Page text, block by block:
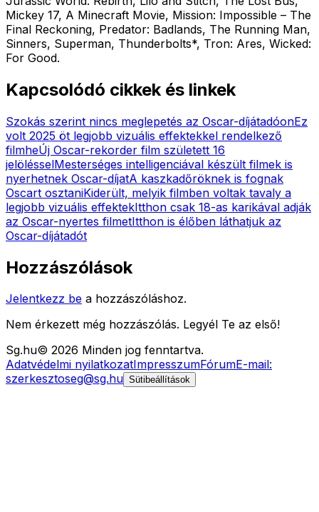
Mickey 17, A Minecraft Movie, Mission: Impossible – The
Final Reckoning, Predator: Badlands, The Running Man,
Sinners, Superman, Thunderbolts*, Tron: Ares, Wicked:
For Good.
Kapcsolódó cikkek és linkek
Szokás szerint nincs meglepetés az Oscar-díjátadóonEz
volt 2025 öt legjobb vizuális effektekkel rendelkező
filmheÚj Oscar-rekorder film született 16
jelölésselMesterséges intelligenciával készült filmek is
nyerhetnek Oscar-díjatA kaszkadőröknek is fognak
Oscart osztaniKiderült, melyik filmben voltak tavaly a
legjobb vizuális effektekItthon csak 18-as karikával adják
az Oscar-nyertes filmetItthon is élőben láthatjuk az
Oscar-díjátadót
Hozzászólások
Jelentkezz be a hozzászóláshoz.
Nem érkezett még hozzászólás. Legyél Te az első!
Sg.hu© 2026 Minden jog fenntartva.
Adatvédelmi nyilatkozatImpresszumFórumE-mail:
szerkesztoseg@sg.hu Sütibeállítások